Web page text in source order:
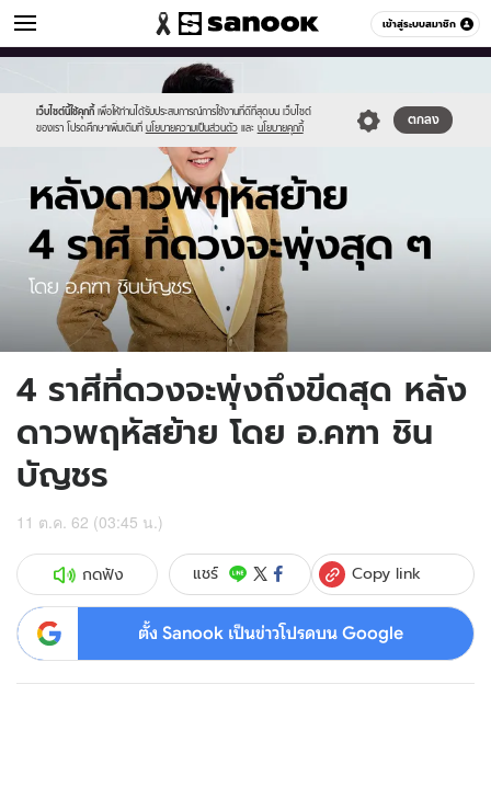
เข้าสู่ระบบสมาชิก
ดูดวง หมวดอื่นๆ
เว็บไซต์นี้ใช้คุกกี้ เพื่อให้ท่านได้รับประสบการณ์การใช้งานที่ดีที่สุดบน เว็บไซต์
ของเรา โปรดศึกษาเพิ่มเติมที่ นโยบายความเป็นส่วนตัว และ นโยบายคุกกี้
ตกลง
//s.isanook.com/sr/0/images/logo-
sanook.png
//s.isanook.com/ho/0/ud/33/169613/7860_1200x720.jpg
4 ราศีที่ดวงจะพุ่งถึงขีดสุด หลัง
ดาวพฤหัสย้าย โดย อ.คฑา ชิน
บัญชร
11 ต.ค. 62 (03:45 น.)
กดฟัง แชร์ Copy link
ตั้ง Sanook เป็นข่าวโปรดบน Google